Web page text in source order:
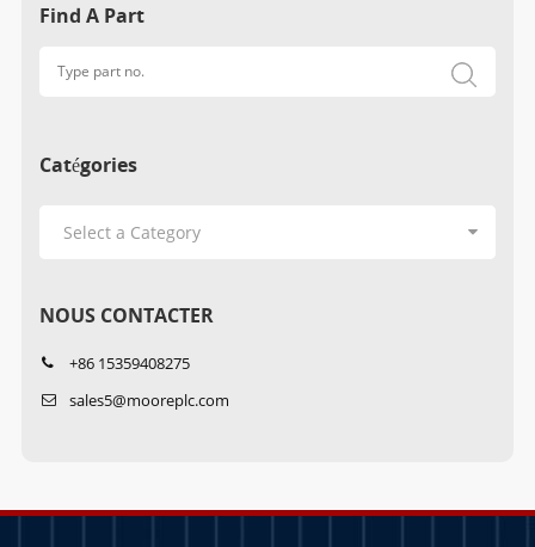
Find A Part
Catégories
NOUS CONTACTER
+86 15359408275
sales5@mooreplc.com